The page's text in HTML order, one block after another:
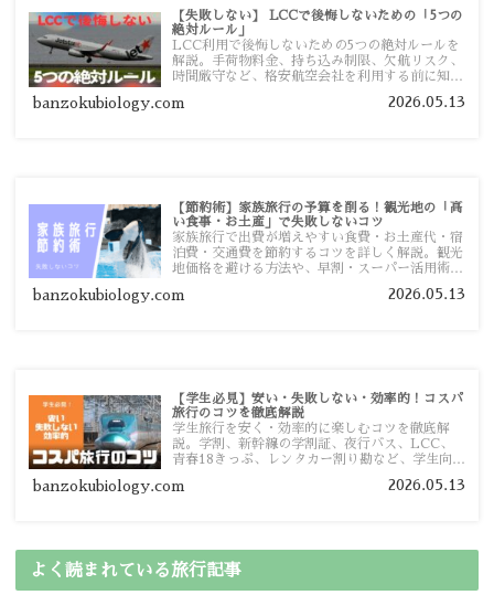
【失敗しない】 LCCで後悔しないための「5つの
絶対ルール」
LCC利用で後悔しないための5つの絶対ルールを
解説。手荷物料金、持ち込み制限、欠航リスク、
時間厳守など、格安航空会社を利用する前に知っ
す。
banzokubiology.com 2026.05.13
【節約術】家族旅行の予算を削る！観光地の「高
い食事・お土産」で失敗しないコツ
家族旅行で出費が増えやすい食費・お土産代・宿
泊費・交通費を節約するコツを詳しく解説。観光
地価格を避ける方法や、早割・スーパー活用術、
banzokubiology.com 2026.05.13
【学生必見】安い・失敗しない・効率的！コスパ
旅行のコツを徹底解説
学生旅行を安く・効率的に楽しむコツを徹底解
説。学割、新幹線の学割証、夜行バス、LCC、
青春18きっぷ、レンタカー割り勘など、学生向け
banzokubiology.com 2026.05.13
よく読まれている旅行記事